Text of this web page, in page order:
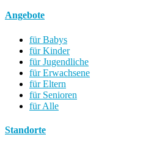
Angebote
für Babys
für Kinder
für Jugendliche
für Erwachsene
für Eltern
für Senioren
für Alle
Standorte